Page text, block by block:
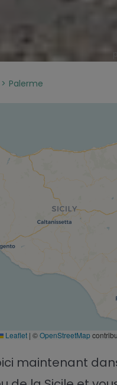
Palerme
Leaflet | ©OpenStreetMap
maintenant